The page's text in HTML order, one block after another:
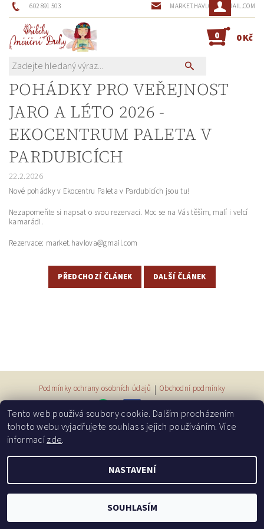
602 891 503 MARKET.HAVLOVA@GMAIL.COM
0 0 Kč
POHÁDKY PRO VEŘEJNOST
JARO A LÉTO 2026 -
EKOCENTRUM PALETA V
PARDUBICÍCH
22.2.2026
Nové pohádky v Ekocentru Paleta v Pardubicích jsou tu!
Nezapomeňte si napsat o svou rezervaci. Moc se na Vás těším, malí i velcí
kamarádi.
Rezervace: market.havlova@gmail.com
PŘEDCHOZÍ ČLÁNEK DALŠÍ ČLÁNEK
Podmínky ochrany osobních údajů | Obchodní podmínky
2026 © Příběhy měsíční duhy, všechna práva vyhrazena
Vytvořil Shoptet
Tento web používá soubory cookie. Dalším procházením
tohoto webu vyjadřujete souhlas s jejich používáním. Více
informacízde.
NASTAVENÍ
SOUHLASÍM